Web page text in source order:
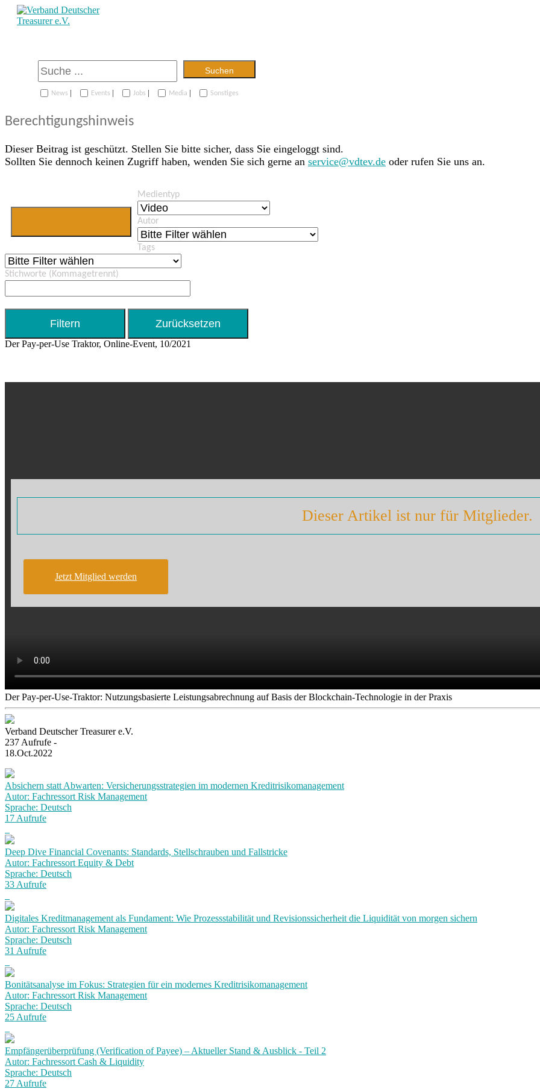
Suchen
News | Events | Jobs | Media | Sonstiges
Berechtigungshinweis
Dieser Beitrag ist geschützt. Stellen Sie bitte sicher, dass Sie eingeloggt sind.
Sollten Sie dennoch keinen Zugriff haben, wenden Sie sich gerne an service@vdtev.de oder rufen Sie uns an.
Medientyp
Autor
Tags
Stichworte (Kommagetrennt)
Der Pay-per-Use Traktor, Online-Event, 10/2021
Dieser Artikel ist nur für Mitglieder.
Jetzt Mitglied werden
Der Pay-per-Use-Traktor: Nutzungsbasierte Leistungsabrechnung auf Basis der Blockchain-Technologie in der Praxis
Verband Deutscher Treasurer e.V.
237 Aufrufe -
18.Oct.2022
Absichern statt Abwarten: Versicherungsstrategien im modernen Kreditrisikomanagement
Autor: Fachressort Risk Management
Sprache: Deutsch
17 Aufrufe
Deep Dive Financial Covenants: Standards, Stellschrauben und Fallstricke
Autor: Fachressort Equity & Debt
Sprache: Deutsch
33 Aufrufe
Digitales Kreditmanagement als Fundament: Wie Prozessstabilität und Revisionssicherheit die Liquidität von morgen sichern
Autor: Fachressort Risk Management
Sprache: Deutsch
31 Aufrufe
Bonitätsanalyse im Fokus: Strategien für ein modernes Kreditrisikomanagement
Autor: Fachressort Risk Management
Sprache: Deutsch
25 Aufrufe
Empfängerüberprüfung (Verification of Payee) – Aktueller Stand & Ausblick - Teil 2
Autor: Fachressort Cash & Liquidity
Sprache: Deutsch
27 Aufrufe